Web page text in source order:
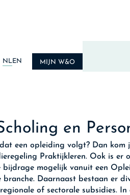
NL EN MIJN W&O
en
een opleiding volgt? Dan kom
Praktijkleren. Ook is er
bijdrage mogelijk vanuit een
Daarnaast bestaan er
of sectorale subsidies. In